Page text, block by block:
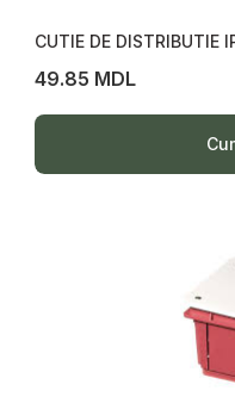
CUTIE DE DISTRIBUTIE
49.85 MDL